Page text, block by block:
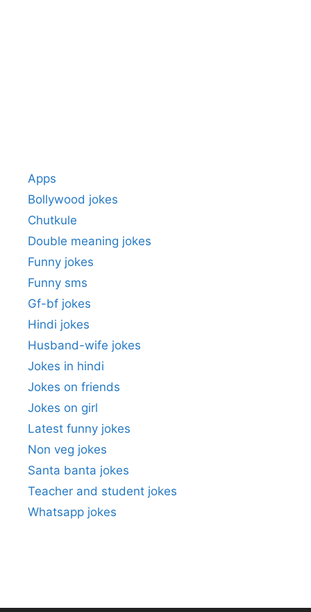
Apps
Bollywood jokes
Chutkule
Double meaning jokes
Funny jokes
Funny sms
Gf-bf jokes
Hindi jokes
Husband-wife jokes
Jokes in hindi
Jokes on friends
Jokes on girl
Latest funny jokes
Non veg jokes
Santa banta jokes
Teacher and student jokes
Whatsapp jokes